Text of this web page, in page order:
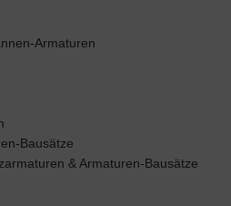
Armaturen
Bausätze
& Armaturen-Bausätze